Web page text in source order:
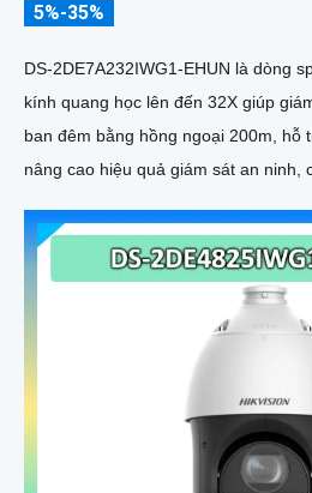
5%-35%
DS-2DE7A232IWG1-EHUN là dòng
kính quang học lên đến 32X giúp
ban đêm bằng hồng ngoại 200m, hỗ
nâng cao hiệu quả giám sát an ninh,